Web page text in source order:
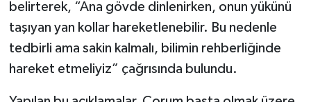
belirterek, “Ana gövde dinlenirken, onun yükünü
taşıyan yan kollar hareketlenebilir. Bu nedenle
tedbirli ama sakin kalmalı, bilimin rehberliğinde
hareket etmeliyiz” çağrısında bulundu.